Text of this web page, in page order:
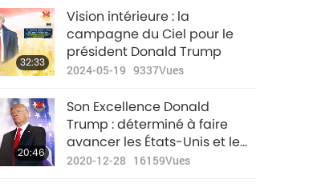
32:33
Vision intérieure : la
campagne du Ciel pour le
président Donald Trump
2024-05-19 9337Vues
20:46
Son Excellence Donald
Trump : déterminé à faire
avancer les États-Unis et le
monde
2020-12-28 16159Vues